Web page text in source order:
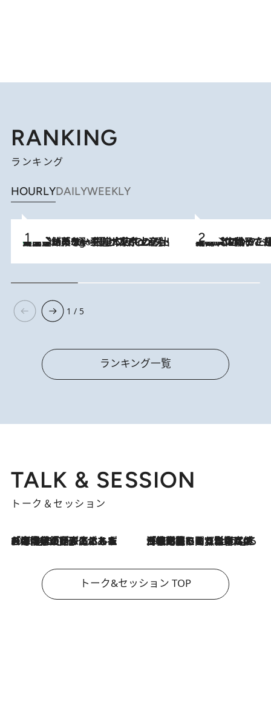
RANKING
ランキング
HOURLYDAILYWEEKLY
5 Hours Ago
【間違いのない王道・東京土産】資生堂パーラー 銀座本店でのみ出会える銘菓5選《極上プディング・濃厚チーズケーキ・ボンボンショコラほか》 2026.8.5
【阿川佐和子さんの年とる力】なぜ70代で始めた趣味は“こんなに楽しい”のか？ ピアノ、俳句…スランプに陥っても続けられる“ある秘訣”とは
1 / 5
ランキング一覧
TALK & SESSION
トーク＆セッション
2026.8.3
「今後値上げがあるとすれば…」「リスクがあるのは今年の冬」エネルギー専門家が語る、ホルムズ海峡封鎖が家庭にもたらす“ある心配” 2026.8.3
「住宅建てられない…」「サーチャージ料の高値が続いている」ホルムズ海峡封鎖による影響はいつまで続く？《エネルギー専門家に聞く“どうなる日本の暮らし”》
トーク&セッション TOP